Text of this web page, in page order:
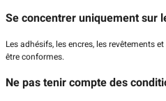
Se concentrer uniquement sur
Les adhésifs, les encres, les revêtements
être conformes.
Ne pas tenir compte des